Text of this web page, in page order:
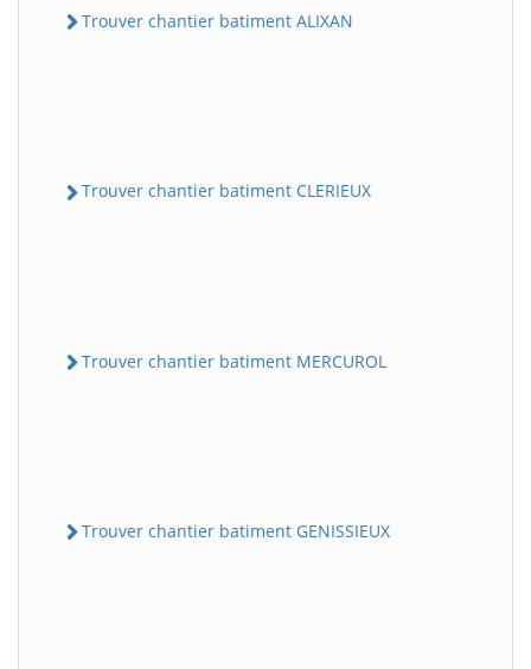
Trouver chantier batiment ALIXAN
Trouver chantier batiment CLERIEUX
Trouver chantier batiment MERCUROL
Trouver chantier batiment GENISSIEUX